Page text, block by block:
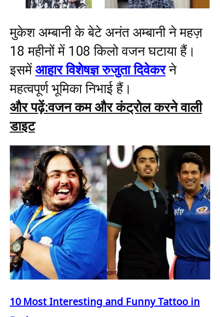
मुकेश अम्बानी के बेटे अनंत अम्बानी ने महज़
18 महीनों में 108 किलो वजन घटाया हैं।
इसमेंआहार विशेषज्ञ रुजुता दिवेकरने
महत्वपूर्ण भूमिका निभाई हैं।
और पढ़ें:वजन कम और कंट्रोल करने वाली
डाइट
10 Most Interesting and Funny Tattoo in